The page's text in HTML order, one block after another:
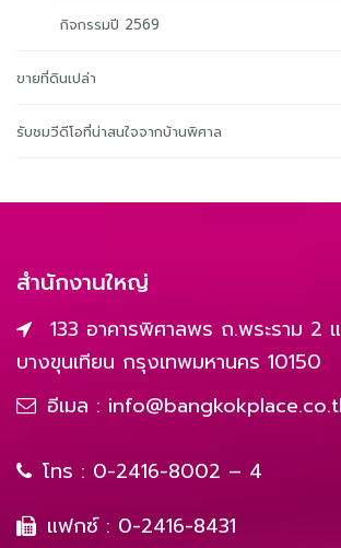
กิจกรรมปี 2569
ขายที่ดินเปล่า
รับชมวีดีโอที่น่าสนใจจากบ้านพิศาล
สำนักงานใหญ่
133 อาคารพิศาลพร ถ.พระราม 2
บางขุนเทียน กรุงเทพมหานคร 10150
อีเมล :
โทร : 0-2416-8002 – 4
แฟกซ์ : 0-2416-8431